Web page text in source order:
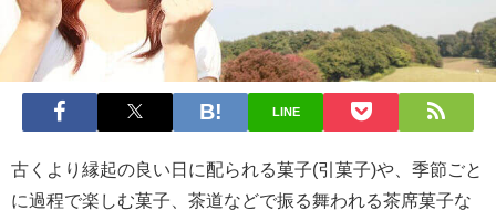
LINE
古くより縁起の良い日に配られる菓子(引菓子)や、季節ごと
に過程で楽しむ菓子、茶道などで振る舞われる茶席菓子な